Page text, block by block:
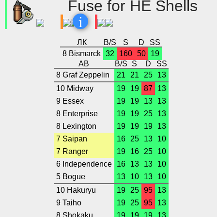
Fuse for HE Shells
i
ЛК B/S S D
SS
8 Bismarck 32 160 50
19
АВ
B/S S D
SS
8 Graf Zeppelin
21 21 25
13
10 Midway
19 19 87
13
9 Essex
19 19 13
13
8 Enterprise
19 19 25
13
8 Lexington
19 19 19
13
7 Saipan
16 25 13
10
7 Ranger
19 16 25
10
6 Independence
16 13 13
10
5 Bogue
13 10 13
10
10 Hakuryu
19 25 95
13
9 Taiho
19 25 95
13